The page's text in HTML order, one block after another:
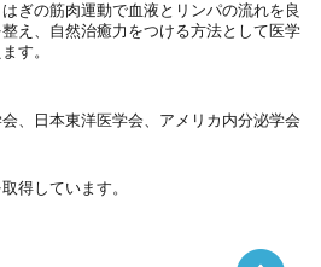
ぎの筋肉運動で血液とリンパの流れを良
え、自然治癒力をつける方法として医学
す。
、日本東洋医学会、アメリカ内分泌学会
得しています。